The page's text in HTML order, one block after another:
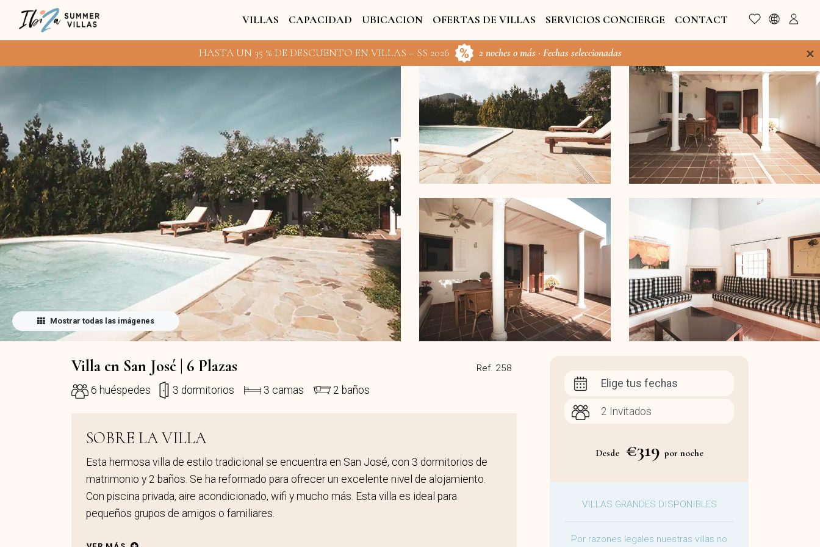
VILLAS CAPACIDAD UBICACION OFERTAS DE VILLAS SERVICIOS CONCIERGE CONTACT
HASTA UN 35 % DE DESCUENTO EN VILLAS – SS 2026 2 noches o más · Fechas seleccionadas ×
Mostrar todas las imágenes
Ref. 258
Villa en San José | 6 Plazas
6 huéspedes 3 dormitorios 3 camas 2 baños
SOBRE LA VILLA
Esta hermosa villa de estilo tradicional se encuentra en San José, con 3 dormitorios de
matrimonio y 2 baños. Se ha reformado para ofrecer un excelente nivel de alojamiento.
Con piscina privada, aire acondicionado, wifi y mucho más. Esta villa es ideal para
pequeños grupos de amigos o familiares.
Elige tus fechas
Desde €319 por noche
VILLAS GRANDES DISPONIBLES
Por razones legales nuestras villas no